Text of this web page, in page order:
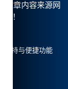
文章内容来源网
！
支持与便捷功能